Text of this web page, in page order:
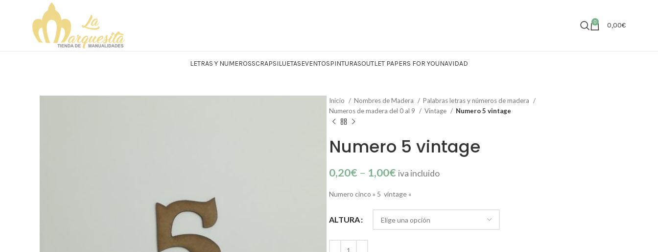
0 0,00€
LETRAS Y NUMEROSSCRAPSILUETASEVENTOSPINTURASOUTLET PAPERS FOR YOUNAVIDAD
Inicio Nombres de Madera
Palabras letras y números de madera
Numeros de madera del 0 al 9
Vintage Numero 5 vintage
Numero 5 vintage
0,20€ – 1,00€ iva incluido
Numero cinco » 5 vintage «
ALTURA